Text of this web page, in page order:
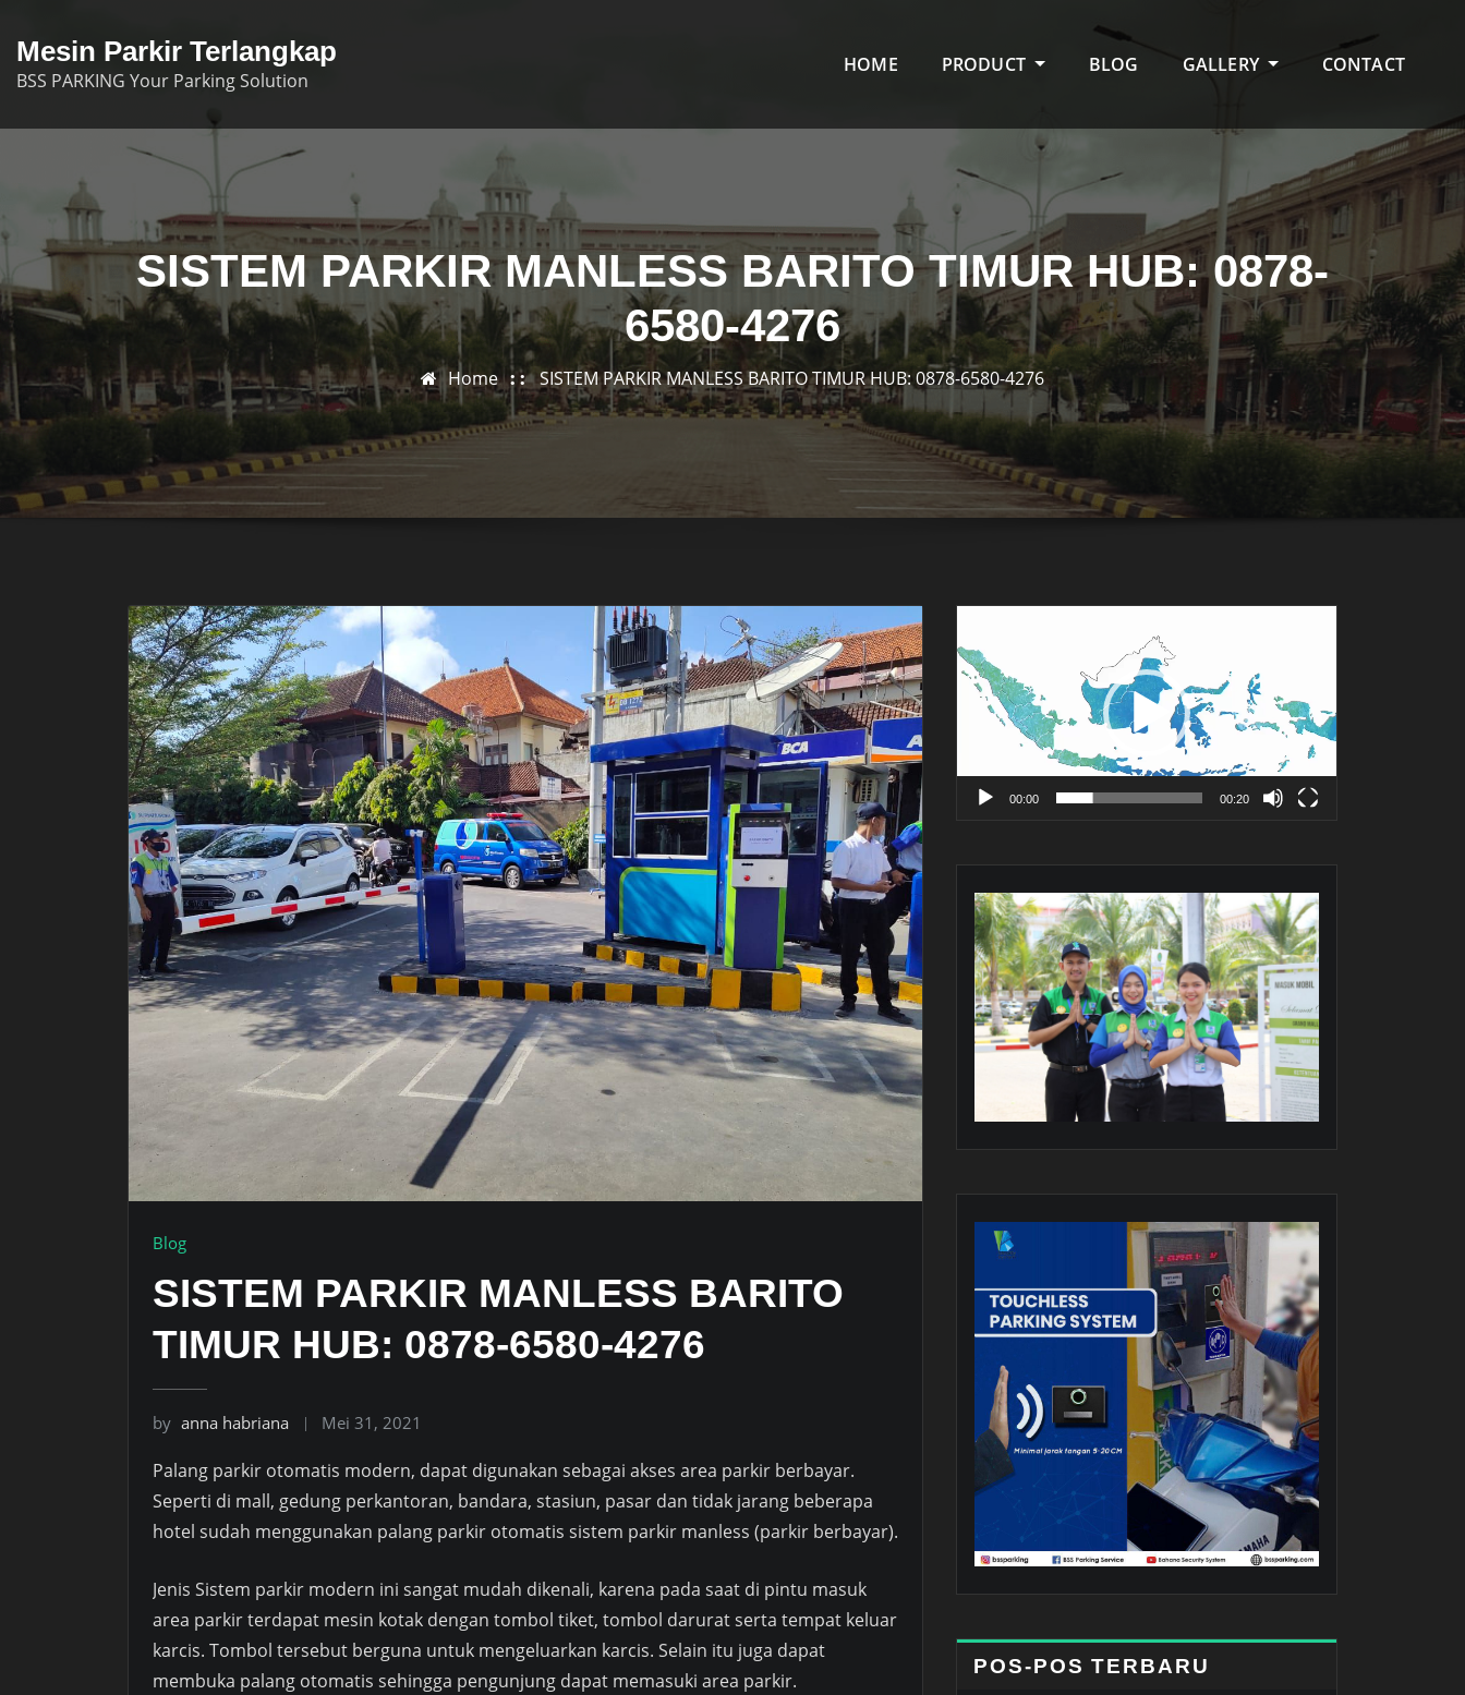
content
Mesin Parkir Terlangkap
BSS PARKING Your Parking Solution
HOME PRODUCT BLOG GALLERY CONTACT
SISTEM PARKIR MANLESS BARITO TIMUR HUB: 0878-
6580-4276
Home SISTEM PARKIR MANLESS BARITO TIMUR HUB: 0878-6580-4276
Blog
SISTEM PARKIR MANLESS BARITO
TIMUR HUB: 0878-6580-4276
by anna habriana Mei 31, 2021
Palang parkir otomatis modern, dapat digunakan sebagai akses area parkir berbayar.
Seperti di mall, gedung perkantoran, bandara, stasiun, pasar dan tidak jarang beberapa
hotel sudah menggunakan palang parkir otomatis sistem parkir manless (parkir berbayar).
Jenis Sistem parkir modern ini sangat mudah dikenali, karena pada saat di pintu masuk
area parkir terdapat mesin kotak dengan tombol tiket, tombol darurat serta tempat keluar
karcis. Tombol tersebut berguna untuk mengeluarkan karcis. Selain itu juga dapat
membuka palang otomatis sehingga pengunjung dapat memasuki area parkir.
Video
00:00 00:20
POS-POS TERBARU